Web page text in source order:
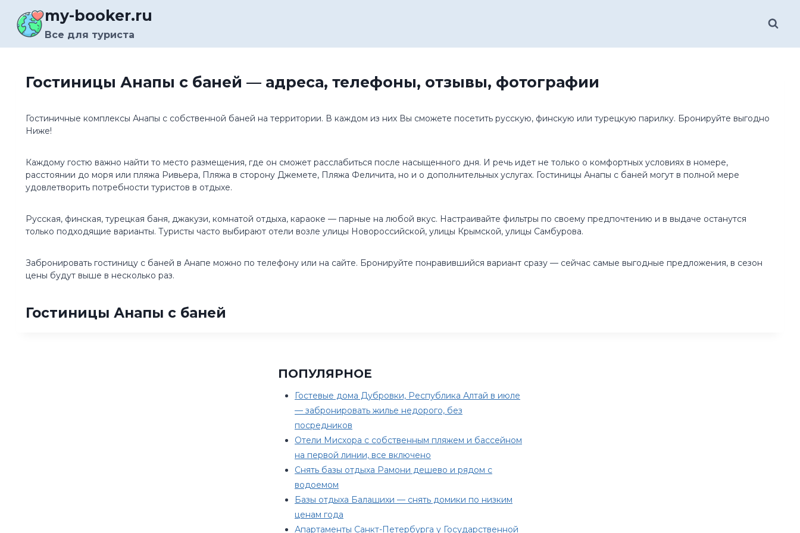
содержимому
my-booker.ru
Все для туриста
Гостиницы Анапы с баней — адреса, телефоны, отзывы, фотографии
Гостиничные комплексы Анапы с собственной баней на территории. В каждом из них Вы сможете посетить русскую, финскую или турецкую парилку. Бронируйте выгодно
Ниже!
Каждому гостю важно найти то место размещения, где он сможет расслабиться после насыщенного дня. И речь идет не только о комфортных условиях в номере,
расстоянии до моря или пляжа Ривьера, Пляжа в сторону Джемете, Пляжа Феличита, но и о дополнительных услугах. Гостиницы Анапы с баней могут в полной мере
удовлетворить потребности туристов в отдыхе.
Русская, финская, турецкая баня, джакузи, комнатой отдыха, караоке — парные на любой вкус. Настраивайте фильтры по своему предпочтению и в выдаче останутся
только подходящие варианты. Туристы часто выбирают отели возле улицы Новороссийской, улицы Крымской, улицы Самбурова.
Забронировать гостиницу с баней в Анапе можно по телефону или на сайте. Бронируйте понравившийся вариант сразу — сейчас самые выгодные предложения, в сезон
цены будут выше в несколько раз.
Гостиницы Анапы с баней
ПОПУЛЯРНОЕ
Гостевые дома Дубровки, Республика Алтай в июле
— забронировать жилье недорого, без
посредников
Отели Мисхора с собственным пляжем и бассейном
на первой линии, все включено
Снять базы отдыха Рамони дешево и рядом с
водоемом
Базы отдыха Балашихи — снять домики по низким
ценам года
Апартаменты Санкт-Петербурга у Государственной